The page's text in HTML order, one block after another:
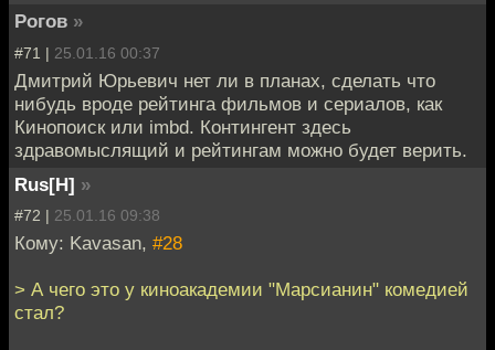
Рогов »
#71 | 25.01.16 00:37
Дмитрий Юрьевич нет ли в планах, сделать что
нибудь вроде рейтинга фильмов и сериалов, как
Кинопоиск или imbd. Контингент здесь
здравомыслящий и рейтингам можно будет верить.
Rus[H] »
#72 | 25.01.16 09:38
Кому: Kavasan, #28
> А чего это у киноакадемии "Марсианин" комедией
стал?